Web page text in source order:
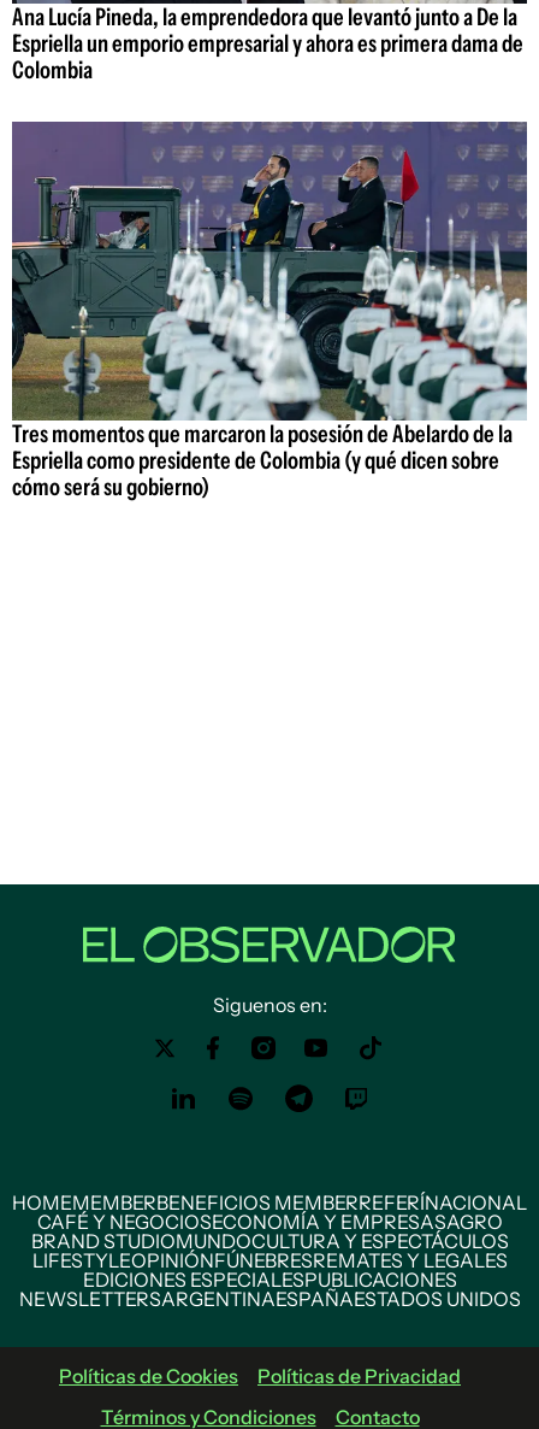
Ana Lucía Pineda, la emprendedora que levantó junto a De la
Espriella un emporio empresarial y ahora es primera dama de
Colombia
Tres momentos que marcaron la posesión de Abelardo de la
Espriella como presidente de Colombia (y qué dicen sobre
cómo será su gobierno)
Siguenos en:
HOMEMEMBERBENEFICIOS MEMBERREFERÍNACIONAL
CAFÉ Y NEGOCIOSECONOMÍA Y EMPRESASAGRO
BRAND STUDIOMUNDOCULTURA Y ESPECTÁCULOS
LIFESTYLEOPINIÓNFÚNEBRESREMATES Y LEGALES
EDICIONES ESPECIALESPUBLICACIONES
NEWSLETTERSARGENTINAESPAÑAESTADOS UNIDOS
Políticas de Cookies
Políticas de Privacidad
Términos y Condiciones
Contacto